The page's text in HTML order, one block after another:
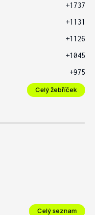
+1737
+1131
+1126
+1045
+975
Celý žebříček
Celý seznam